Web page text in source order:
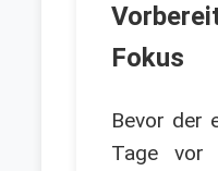
Fokus
Bevor der
Tage vor